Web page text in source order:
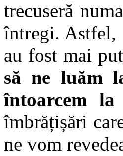
trecuseră
întregi. Astfel,
au fost mai
să ne luăm
întoarcem la
îmbrățișări
ne vom